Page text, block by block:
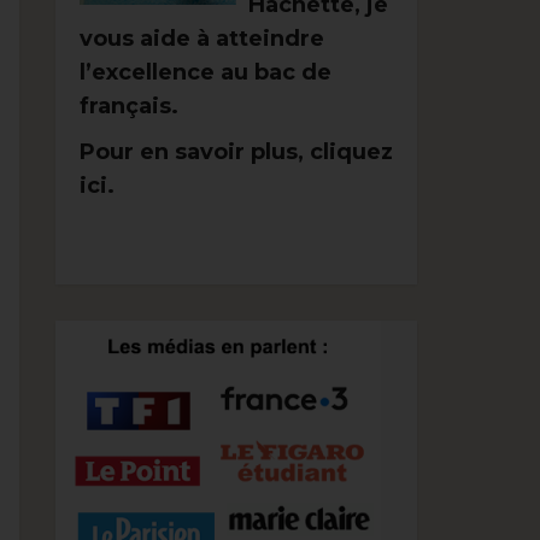
vous aide à atteindre
l’excellence au bac de
français.
Pour en savoir plus, cliquez
ici.